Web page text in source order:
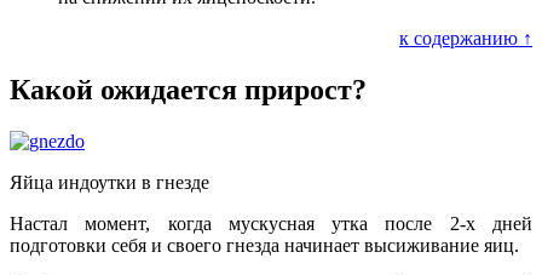
к содержанию ↑
Какой ожидается прирост?
Яйца индоутки в гнезде
Настал момент, когда мускусная утка после 2-х дней
подготовки себя и своего гнезда начинает высиживание яиц.